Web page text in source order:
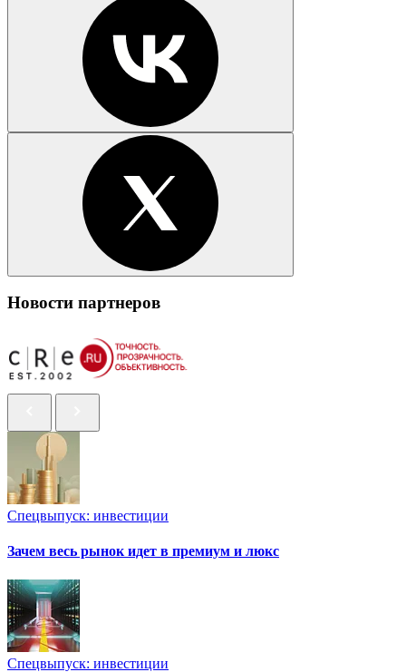
Новости партнеров
Спецвыпуск: инвестиции
Зачем весь рынок идет в премиум и люкс
Спецвыпуск: инвестиции